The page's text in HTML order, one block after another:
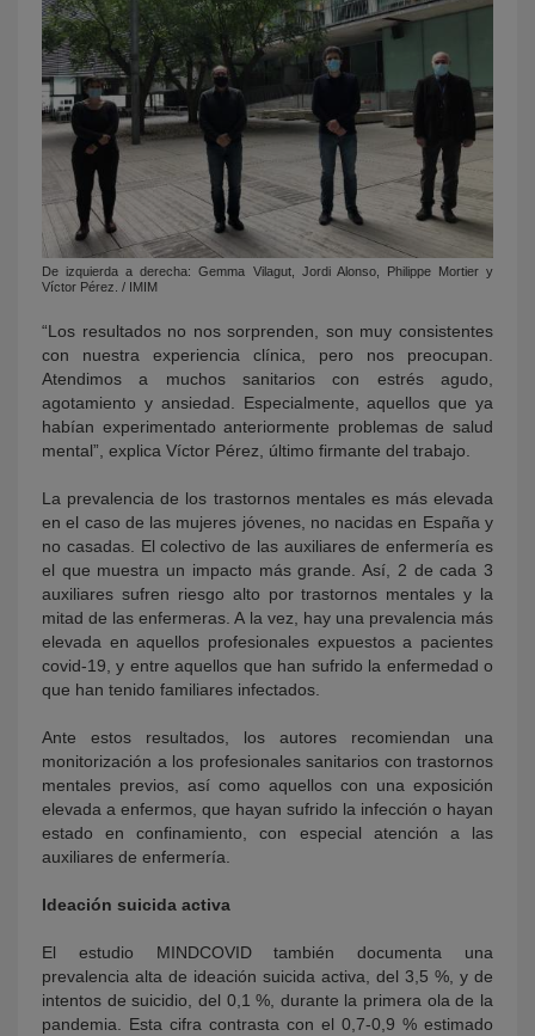
De izquierda a derecha: Gemma Vilagut, Jordi Alonso, Philippe Mortier y
Víctor Pérez. / IMIM
“Los resultados no nos sorprenden, son muy consistentes
con nuestra experiencia clínica, pero nos preocupan.
Atendimos a muchos sanitarios con estrés agudo,
agotamiento y ansiedad. Especialmente, aquellos que ya
habían experimentado anteriormente problemas de salud
mental”, explica Víctor Pérez, último firmante del trabajo.
La prevalencia de los trastornos mentales es más elevada
en el caso de las mujeres jóvenes, no nacidas en España y
no casadas. El colectivo de las auxiliares de enfermería es
el que muestra un impacto más grande. Así, 2 de cada 3
auxiliares sufren riesgo alto por trastornos mentales y la
mitad de las enfermeras. A la vez, hay una prevalencia más
elevada en aquellos profesionales expuestos a pacientes
covid-19, y entre aquellos que han sufrido la enfermedad o
que han tenido familiares infectados.
Ante estos resultados, los autores recomiendan una
monitorización a los profesionales sanitarios con trastornos
mentales previos, así como aquellos con una exposición
elevada a enfermos, que hayan sufrido la infección o hayan
estado en confinamiento, con especial atención a las
auxiliares de enfermería.
Ideación suicida activa
El estudio MINDCOVID también documenta una
prevalencia alta de ideación suicida activa, del 3,5 %, y de
intentos de suicidio, del 0,1 %, durante la primera ola de la
pandemia. Esta cifra contrasta con el 0,7-0,9 % estimado